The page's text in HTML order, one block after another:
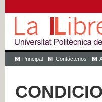
Principal Contáctenos